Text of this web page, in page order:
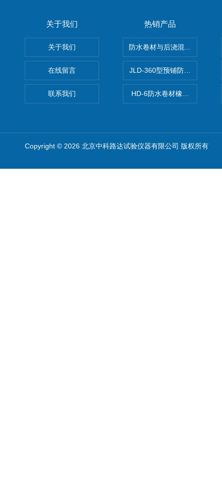
关于我们
关于我们
在线留言
联系我们
热销产品
防水卷材与后浇混凝土剥离强
JLD-360型预铺防水卷材抗冲
HD-6防水卷材橡胶测厚仪
Copyright © 2026 北京中科路达试验仪器有限公司 版权所有